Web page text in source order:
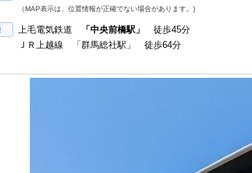
（MAP表示は、位置情報が正確でない場合があります。)
上毛電気鉄道 「中央前橋駅」
徒歩45分
ＪＲ上越線 「群馬総社駅」 徒歩64分